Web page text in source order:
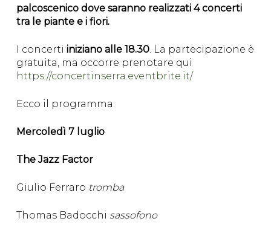
palcoscenico dove saranno realizzati 4 concerti
tra le piante e i fiori.
I concerti iniziano alle 18.30. La partecipazione è
gratuita, ma occorre prenotare qui
https://concertinserra.eventbrite.it/
Ecco il programma:
Mercoledì 7 luglio
The Jazz Factor
Giulio Ferraro tromba
Thomas Badocchi sassofono